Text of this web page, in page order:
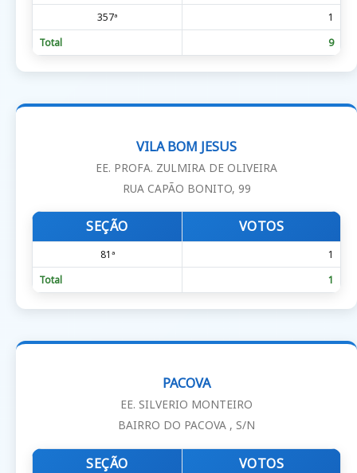
357ª
1
Total
9
VILA BOM JESUS
EE. PROFA. ZULMIRA DE OLIVEIRA
RUA CAPÃO BONITO, 99
SEÇÃO VOTOS
81ª
1
Total
1
PACOVA
EE. SILVERIO MONTEIRO
BAIRRO DO PACOVA , S/N
SEÇÃO VOTOS